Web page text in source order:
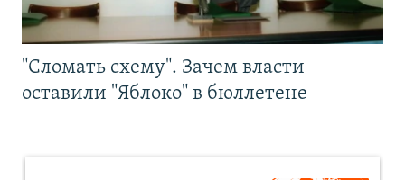
"Сломать схему". Зачем власти
оставили "Яблоко" в бюллетене